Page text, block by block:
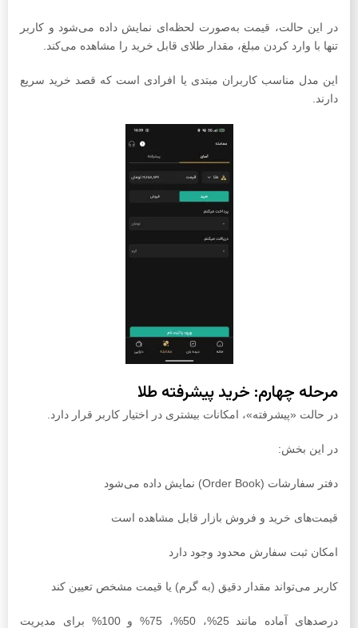
در این حالت، قیمت به‌صورت لحظه‌ای نمایش داده می‌شود و کاربر
تنها با وارد کردن مبلغ، مقدار طلای قابل خرید را مشاهده می‌کند.
این مدل مناسب کاربران مبتدی یا افرادی است که قصد خرید سریع
دارند.
مرحله چهارم: خرید پیشرفته طلا
در حالت «پیشرفته»، امکانات بیشتری در اختیار کاربر قرار دارد.
در این بخش:
دفتر سفارشات (Order Book) نمایش داده می‌شود
قیمت‌های خرید و فروش بازار قابل مشاهده است
امکان ثبت سفارش محدود وجود دارد
کاربر می‌تواند مقدار دقیق (به گرم) یا قیمت مشخص تعیین کند
درصدهای آماده مانند 25%، 50%، 75% و 100% برای مدیریت